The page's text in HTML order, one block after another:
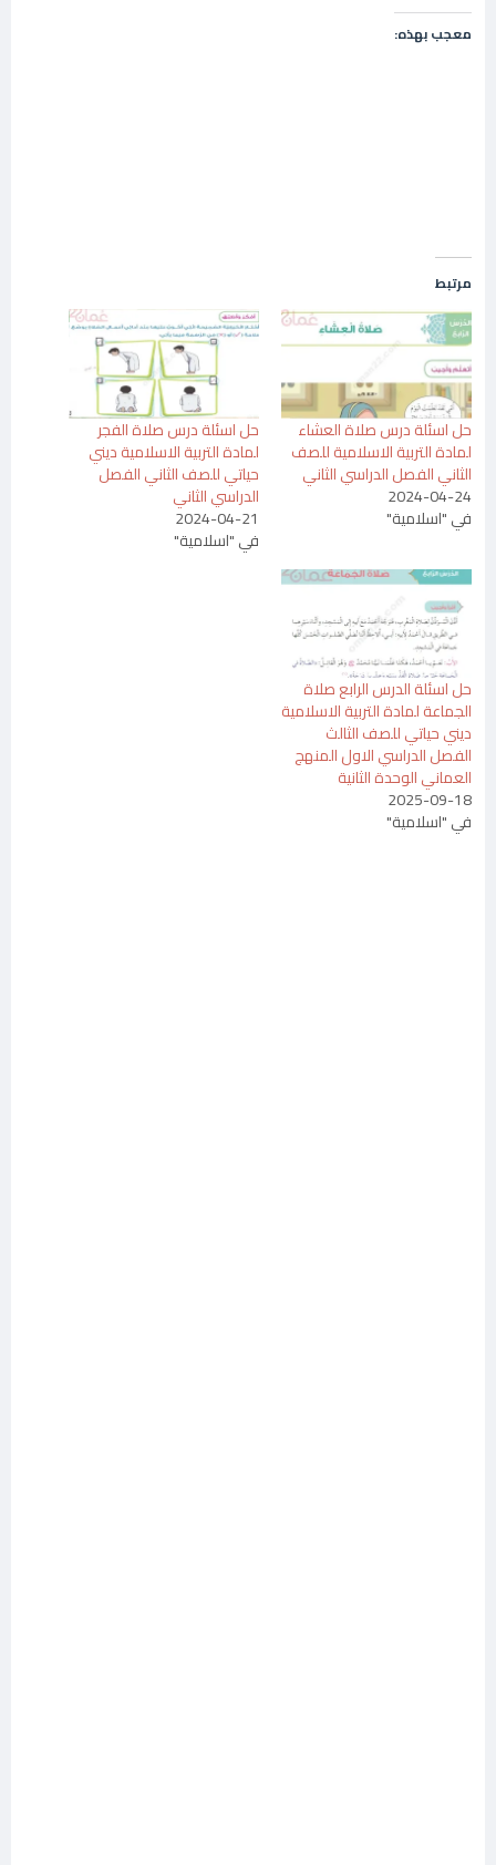
معجب بهذه:
مرتبط
حل اسئلة درس صلاة العشاء
لمادة التربية الاسلامية للصف
الثاني الفصل الدراسي الثاني
2024-04-24
في "اسلامية"
حل اسئلة درس صلاة الفجر
لمادة التربية الاسلامية ديني
حياتي للصف الثاني الفصل
الدراسي الثاني
2024-04-21
في "اسلامية"
حل اسئلة الدرس الرابع صلاة
الجماعة لمادة التربية الاسلامية
ديني حياتي للصف الثالث
الفصل الدراسي الاول المنهج
العماني الوحدة الثانية
2025-09-18
في "اسلامية"